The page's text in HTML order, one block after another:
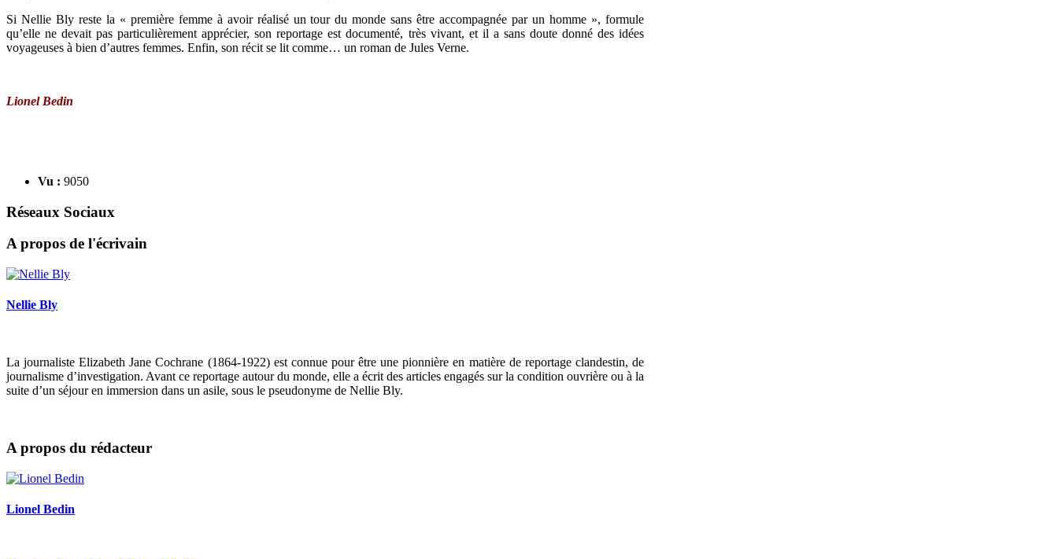
Si Nellie Bly reste la « première femme à avoir réalisé un tour du monde sans être accompagnée par un homme », formule
qu’elle ne devait pas particulièrement apprécier, son reportage est documenté, très vivant, et il a sans doute donné des idées
voyageuses à bien d’autres femmes. Enfin, son récit se lit comme… un roman de Jules Verne.
Lionel Bedin
Vu : 9050
Réseaux Sociaux
A propos de l'écrivain
Nellie Bly
La journaliste Elizabeth Jane Cochrane (1864-1922) est connue pour être une pionnière en matière de reportage clandestin, de
journalisme d’investigation. Avant ce reportage autour du monde, elle a écrit des articles engagés sur la condition ouvrière ou à la
suite d’un séjour en immersion dans un asile, sous le pseudonyme de Nellie Bly.
A propos du rédacteur
Lionel Bedin